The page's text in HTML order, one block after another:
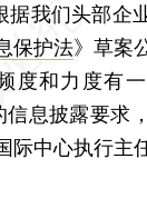
据我们头部企
保护法》草案
度和力度有
息披露要求
际中心执行主